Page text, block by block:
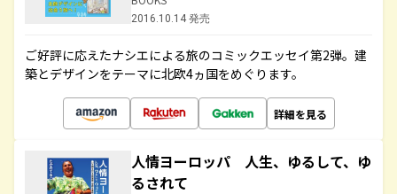
2016.10.14 発売
ご好評に応えたナシエによる旅のコミックエッセイ第2弾。建
築とデザインをテーマに北欧4ヵ国をめぐります。
詳細を見る
人情ヨーロッパ 人生、ゆるして、ゆ
るされて